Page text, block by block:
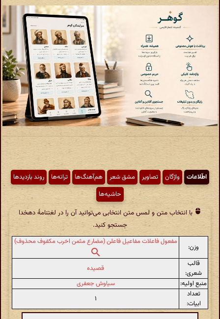
اطّلاعات واژگان تصاویر مشق شعر هم‌آهنگ‌ها ترانه‌ها
روند بازدیدها
حاشیه‌ها
با انتخاب متن و لمس متن انتخابی می‌توانید آن را در لغتنامهٔ دهخدا
جستجو کنید.
وزن:
مفعول فاعلات مفاعیل فاعلن (مضارع مثمن اخرب مکفوف محذوف)
قالب
شعری:
قصیده
منبع اولیه:
سیاوش جعفری
تعداد
ابیات:
۱